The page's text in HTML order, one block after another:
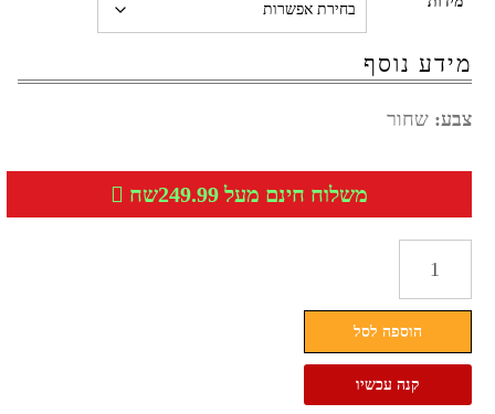
מידע נוסף
צבע: שחור
משלוח חינם מעל 249.99שח
NEW
BALANCE
נעלי
הוספה לסל
קנה עכשיו